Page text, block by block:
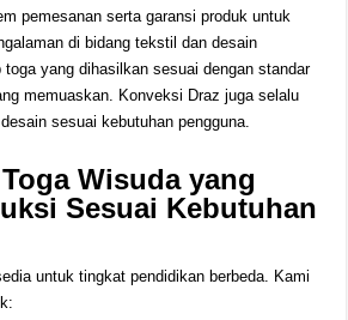
pemesanan serta garansi produk untuk
di bidang tekstil dan desain
yang dihasilkan sesuai dengan standar
memuaskan. Konveksi Draz juga selalu
sesuai kebutuhan pengguna.
Wisuda yang
Sesuai Kebutuhan
untuk tingkat pendidikan berbeda. Kami